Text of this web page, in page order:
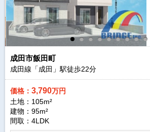
成田市飯田町
成田線「成田」駅徒歩22分
価格： 3,790万円
土地：105m²
建物：95m²
間取：4LDK